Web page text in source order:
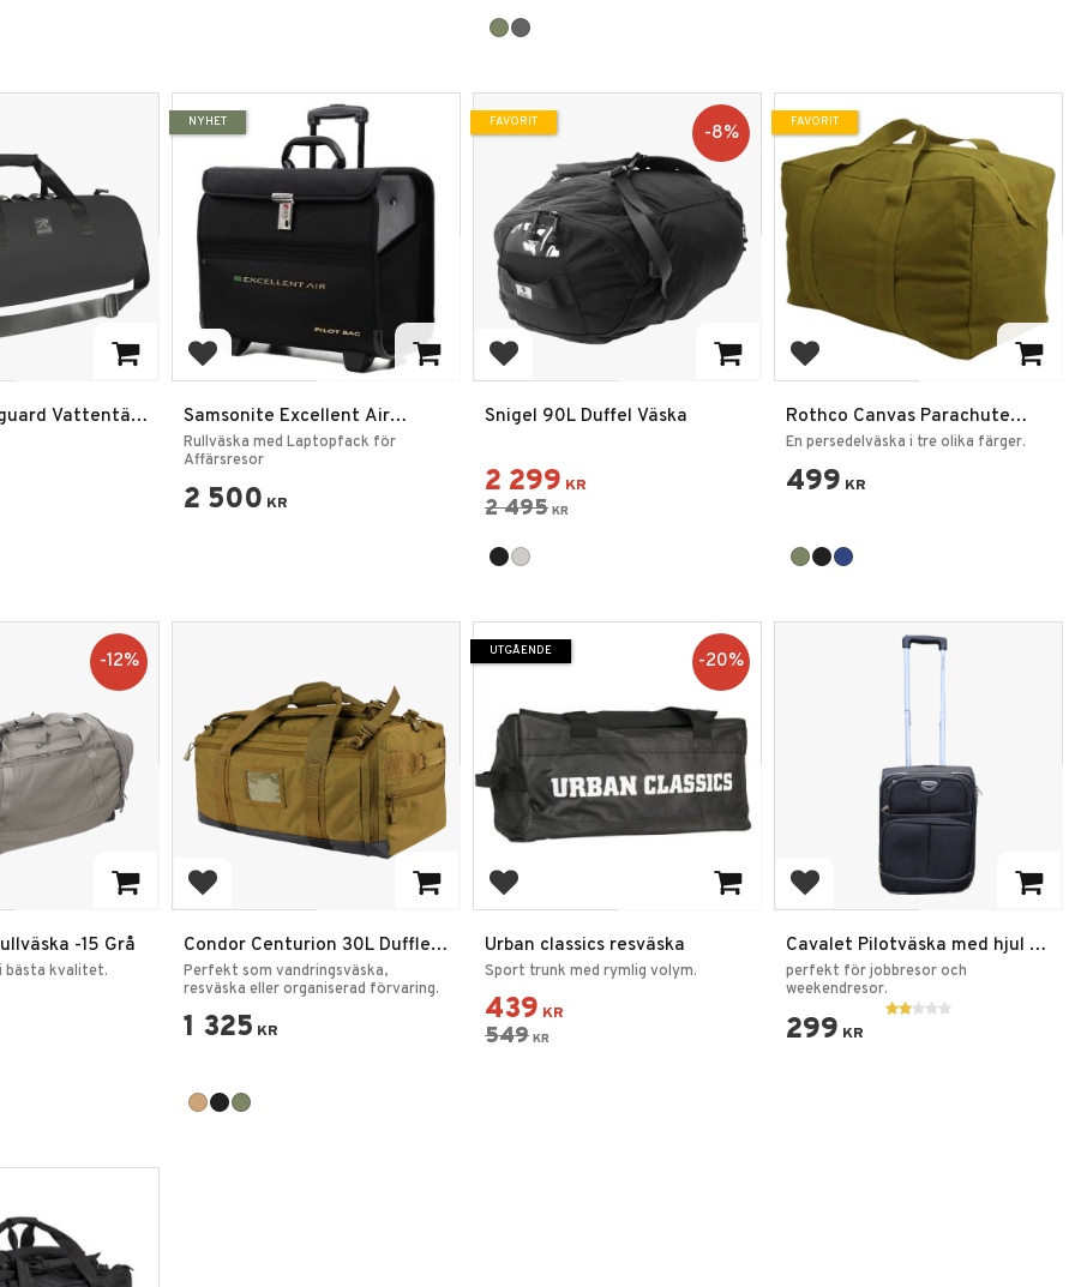
Vattentät
Lägg till i favoriter
Samsonite Excellent Air
Pilotväska
Rullväska med Laptopfack för
Affärsresor
2 500 KR
NYHET
Lägg till i favoriter
Snigel 90L Duffel Väska
2 299 KR
2 495 KR
8%
FAVORIT
Lägg till i favoriter
Rothco Canvas Parachute
Cargobag Large
En persedelväska i tre olika färger.
499 KR
FAVORIT
-15 Grå
bästa kvalitet.
12%
Lägg till i favoriter
Condor Centurion 30L Duffle
Bag Ryggsäck
Perfekt som vandringsväska,
resväska eller organiserad förvaring.
1 325 KR
Lägg till i favoriter
Urban classics resväska
Sport trunk med rymlig volym.
439 KR
549 KR
20%
UTGÅENDE
Lägg till i favoriter
Cavalet Pilotväska med hjul –
Kabinväska Använt
perfekt för jobbresor och
weekendresor.
299 KR